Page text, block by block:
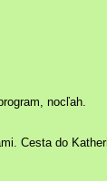
nocľah.
Cesta do